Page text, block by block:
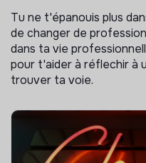
Tu ne t'épanouis plus
de changer de
dans ta vie
pour t'aider à réflechir à
trouver ta voie.